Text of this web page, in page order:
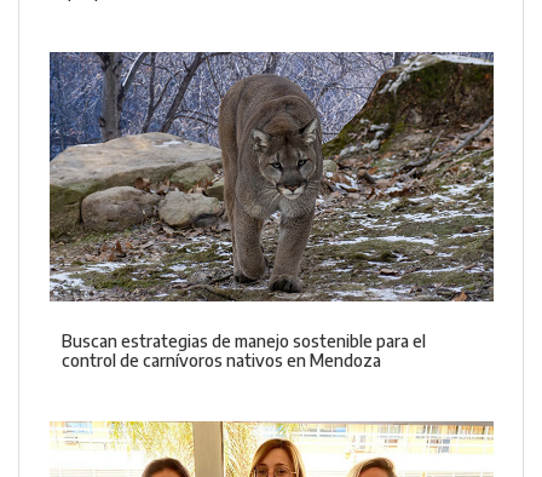
Buscan estrategias de manejo sostenible para el
control de carnívoros nativos en Mendoza